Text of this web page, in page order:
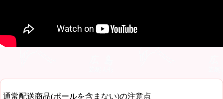
通常配送商品(ポールを含まない)の注意点